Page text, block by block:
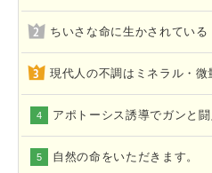
ちいさな命に生かされている
現代人の不調はミネラル・微
4 アポトーシス誘導でガンと闘
5 自然の命をいただきます。